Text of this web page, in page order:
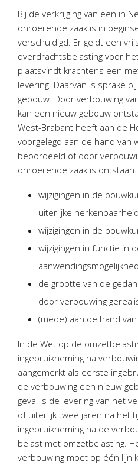
Bedrijfseconomisch advies
Belastingadvies Purmerend
Online boekhouden
Nieuws &informatie
Nieuwsbrief
Nieuwsoverzicht
Handige links
Downloads
Contact
AvantiOnline
Twinfield – Boekhouden
BaseCone – Facturen
Visionplanner – Rapportage
Klantenportaal – Online
Online Salaris – Salarissen
Nextens-Accorderen aangiften
Bij de verkrijging van een in
onroerende zaak is in
verschuldigd. Er geldt een
overdrachtsbelasting voor
plaatsvindt krachtens een
levering. Daarvan is sprake
gebouw. Door verbouwing
kan een nieuw gebouw
West-Brabant heeft aan de
voorgelegd aan de hand van
beoordeeld of door
onroerende zaak is
wijzigingen in de
uiterlijke
wijzigingen in de
wijzigingen in functie in
de grootte van de
door verbouwing
(mede) aan de hand
In de Wet op de
ingebruikneming na
aangemerkt als eerste
de verbouwing een nieuw
geval is de levering van het
of uiterlijk twee jaren na het
ingebruikneming na de
belast met omzetbelasting.
verbouwing moet op één lijn